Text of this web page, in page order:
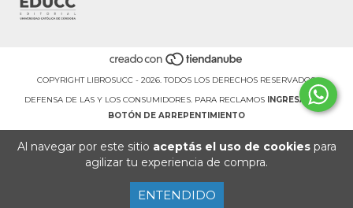
Al navegar por este sitio aceptás el uso de cookiespara
agilizar tu experiencia de compra.
ENTENDIDO
COPYRIGHT LIBROSUCC - 2026. TODOS LOS DERECHOS RESERVADOS.
DEFENSA DE LAS Y LOS CONSUMIDORES. PARA RECLAMOS INGRESÁ ACÁ.
BOTÓN DE ARREPENTIMIENTO